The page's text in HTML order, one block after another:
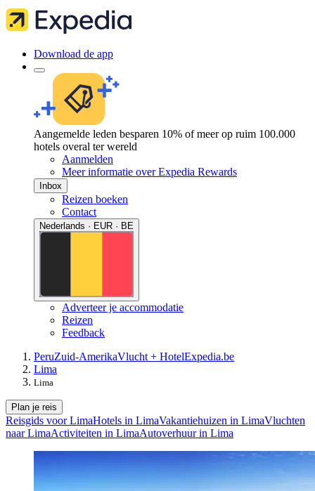
Download de app
Aangemelde leden besparen 10% of meer op ruim 100.000
hotels overal ter wereld
Aanmelden
Meer informatie over Expedia Rewards
Inbox
Reizen boeken
Contact
Nederlands · EUR · BE
Adverteer je accommodatie
Reizen
Feedback
PeruZuid-AmerikaVlucht + HotelExpedia.be
Lima
Lima
Plan je reis
Reisgids voor LimaHotels in LimaVakantiehuizen in LimaVluchten
naar LimaActiviteiten in LimaAutoverhuur in Lima